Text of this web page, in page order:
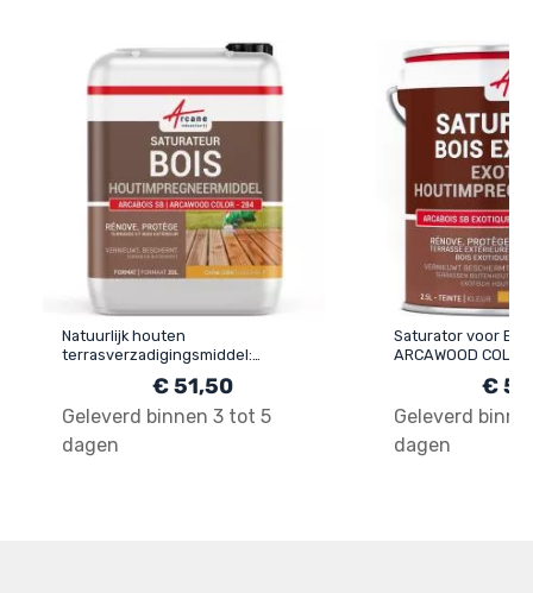
Natuurlijk houten
terrasverzadigingsmiddel:
ARCAWOOD COLOR - 284
€ 51,50
Geleverd binnen 3 tot 5
dagen
Saturator voor
ARCAWOOD
€
Geleverd
dagen